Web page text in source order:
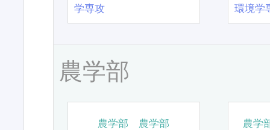
学専攻
環境学
農学部
農学部 農学部 農学